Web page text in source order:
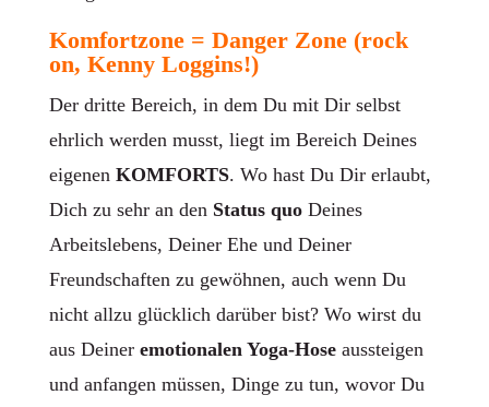
Komfortzone = Danger Zone(rock
on, Kenny Loggins!)
Der dritte Bereich, in dem Du mit Dir selbst
ehrlich werden musst, liegt im Bereich Deines
eigenen KOMFORTS. Wo hast Du Dir erlaubt,
Dich zu sehr an den Status quoDeines
Arbeitslebens, Deiner Ehe und Deiner
Freundschaften zu gewöhnen, auch wenn Du
nicht allzu glücklich darüber bist? Wo wirst du
aus Deiner emotionalen Yoga-Hoseaussteigen
und anfangen müssen, Dinge zu tun, wovor Du